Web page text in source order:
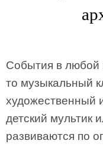
События в любой
то музыкальный
художественный
детский мультик
развиваются по